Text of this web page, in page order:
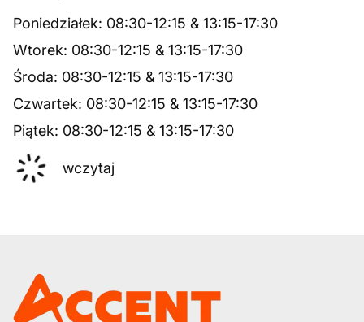
Poniedziałek: 08:30-12:15 & 13:15-17:30
Wtorek: 08:30-12:15 & 13:15-17:30
Środa: 08:30-12:15 & 13:15-17:30
Czwartek: 08:30-12:15 & 13:15-17:30
Piątek: 08:30-12:15 & 13:15-17:30
wczytaj